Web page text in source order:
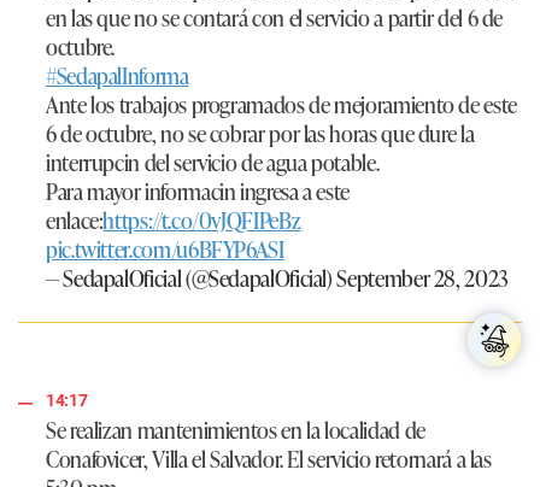
en las que no se contará con el servicio a partir del 6 de
octubre.
#SedapalInforma
Ante los trabajos programados de mejoramiento de este
6 de octubre, no se cobrar por las horas que dure la
interrupcin del servicio de agua potable.
Para mayor informacin ingresa a este
enlace:https://t.co/0vJQFIPeBz
pic.twitter.com/u6BFYP6ASI
— SedapalOficial (@SedapalOficial)September 28, 2023
14:17
Se realizan mantenimientos en la localidad de
Conafovicer, Villa el Salvador. El servicio retornará a las